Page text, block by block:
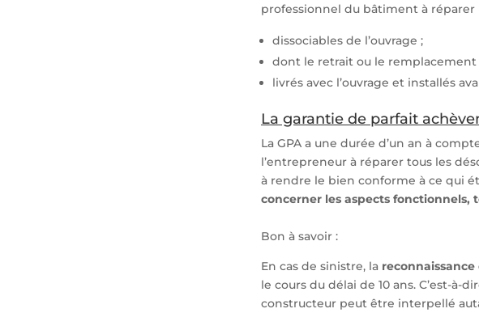
professionnel du bâtiment à
dissociables de l’ouvrage ;
dont le retrait ou le remplacement
livrés avec l’ouvrage et installés
La garantie de parfait
La GPA a une durée d’un an à
l’entrepreneur à réparer tous les
à rendre le bien conforme à ce qui
concerner les aspects fonctionnels,
Bon à savoir :
En cas de sinistre, la
le cours du délai de 10 ans. C’est-à-
constructeur peut être interpellé